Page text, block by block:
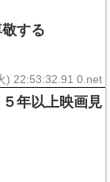
する
) 22:53:32.91 0.net
年以上映画見